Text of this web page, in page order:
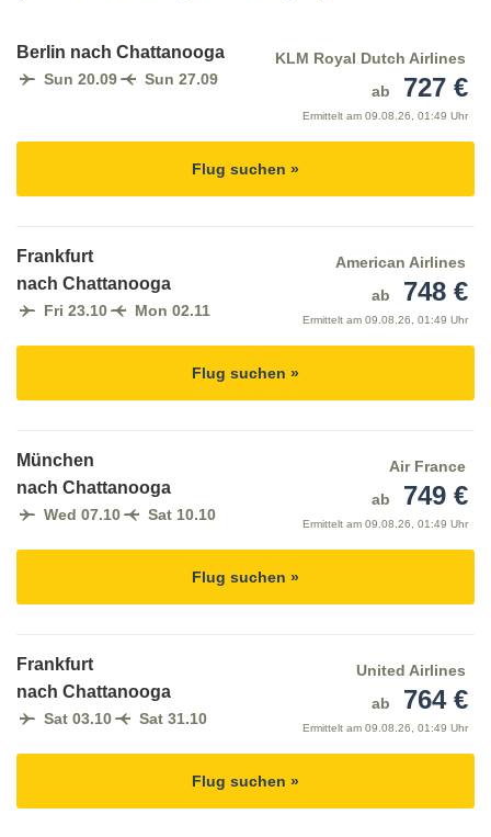
Berlin nach Chattanooga
Sun 20.09 Sun 27.09
KLM Royal Dutch Airlines
ab
727 €
Ermittelt am 09.08.26, 01:49 Uhr
Flug suchen »
Frankfurt
nach Chattanooga
Fri 23.10 Mon 02.11
American Airlines
ab
748 €
Ermittelt am 09.08.26, 01:49 Uhr
Flug suchen »
München
nach Chattanooga
Wed 07.10 Sat 10.10
Air France
ab
749 €
Ermittelt am 09.08.26, 01:49 Uhr
Flug suchen »
Frankfurt
nach Chattanooga
Sat 03.10 Sat 31.10
United Airlines
ab
764 €
Ermittelt am 09.08.26, 01:49 Uhr
Flug suchen »